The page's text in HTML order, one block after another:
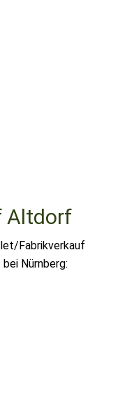
Altdorf
Fabrikverkauf
Nürnberg: